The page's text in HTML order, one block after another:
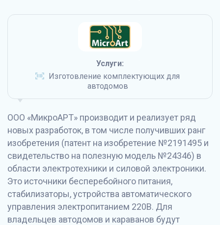
Услуги:
Изготовление комплектующих для
автодомов
ООО «МикроАРТ» производит и реализует ряд
новых разработок, в том числе получивших ранг
изобретения (патент на изобретение №2191495 и
свидетельство на полезную модель №24346) в
области электротехники и силовой электроники.
Это источники бесперебойного питания,
стабилизаторы, устройства автоматического
управления электропитанием 220В. Для
владельцев автодомов и караванов будут